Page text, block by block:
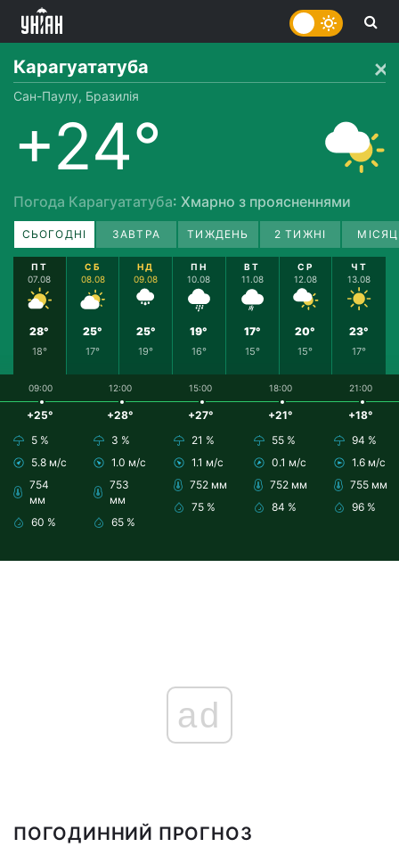
Карагуататуба
Сан-Паулу, Бразилія
+24°
Погода Карагуататуба: Хмарно з проясненнями
СЬОГОДНІ ЗАВТРА ТИЖДЕНЬ 2 ТИЖНІ
ПТ
07.08
28°
18°
СБ
08.08
25°
17°
НД
09.08
25°
19°
ПН
10.08
19°
16°
ВТ
11.08
17°
15°
СР
12.08
20°
15°
ЧТ
13.08
23°
17°
09:00
+25°
5 %
5.8 м/с
754
мм
60 %
12:00
+28°
3 %
1.0 м/с
753
мм
65 %
15:00
+27°
21 %
1.1 м/с
752 мм
75 %
18:00
+21°
55 %
0.1 м/с
752 мм
84 %
21:00
+18°
94 %
1.6 м/с
755 мм
96 %
ad
ПОГОДИННИЙ ПРОГНОЗ